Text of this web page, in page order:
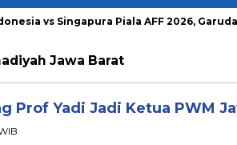
vs Singapura Piala AFF 2026, Garuda
Jawa Barat
Prof Yadi Jadi Ketua PWM